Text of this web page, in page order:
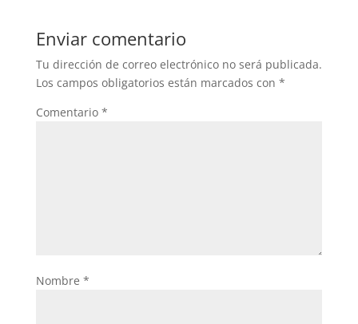
Enviar comentario
Tu dirección de correo electrónico no será publicada.
Los campos obligatorios están marcados con *
Comentario *
Nombre *